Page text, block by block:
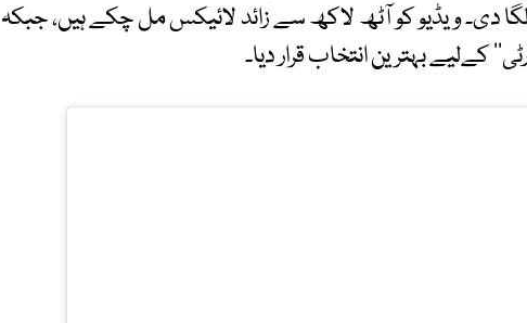
دی۔ ویڈیو کو آٹھ لاکھ سے زائد لائیکس مل چکے ہیں، جبکہ
کےلیے بہترین انتخاب قرار دیا۔